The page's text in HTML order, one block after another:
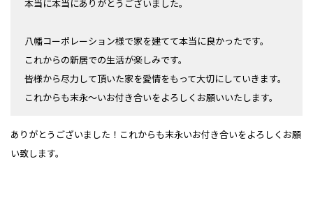
本当に本当にありがとうございました。
八幡コーポレーション様で家を建てて本当に良かったです。
これからの新居での生活が楽しみです。
皆様から尽力して頂いた家を愛情をもって大切にしていきます。
これからも末永～いお付き合いをよろしくお願いいたします。
ありがとうございました！これからも末永いお付き合いをよろしくお願
い致します。